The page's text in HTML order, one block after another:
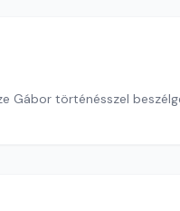
Gábor történésszel